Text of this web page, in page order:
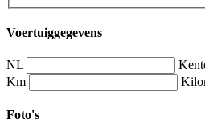
Voertuiggegevens
NL
Km
Foto's